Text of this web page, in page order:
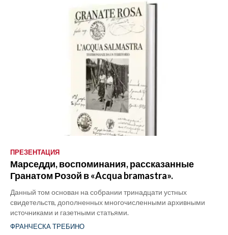
ПРЕЗЕНТАЦИЯ
Марседди, воспоминания, рассказанные
Гранатом Розой в «Acqua bramastra».
Данный том основан на собрании тринадцати устных
свидетельств, дополненных многочисленными архивными
источниками и газетными статьями.
ФРАНЧЕСКА ТРЕБИНО